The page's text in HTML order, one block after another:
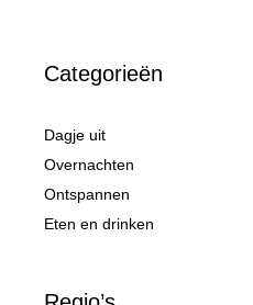
Categorieën
Dagje uit
Overnachten
Ontspannen
Eten en drinken